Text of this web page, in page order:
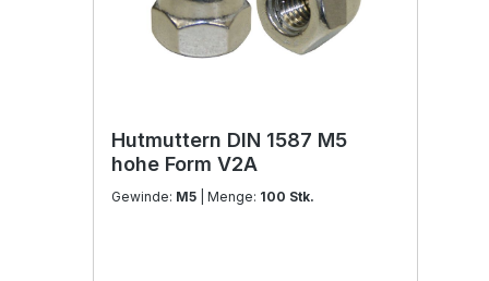
Hutmuttern DIN 1587 M5
hohe Form V2A
Gewinde: M5 | Menge: 100 Stk.